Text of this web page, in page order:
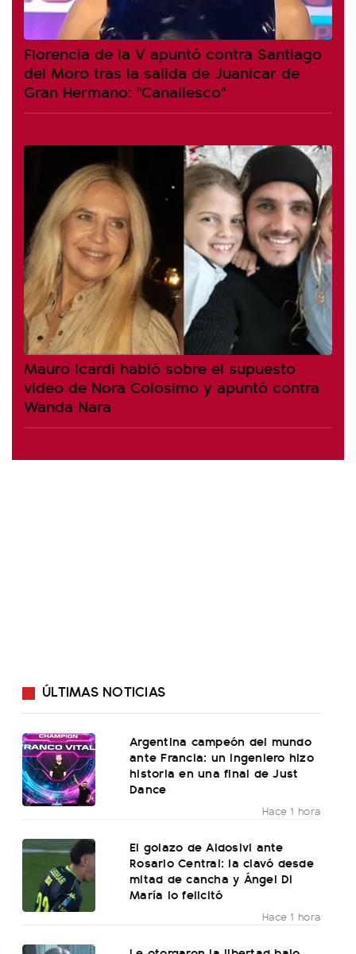
Florencia de la V apuntó contra Santiago
del Moro tras la salida de Juanicar de
Gran Hermano: "Canallesco"
Mauro Icardi habló sobre el supuesto
video de Nora Colosimo y apuntó contra
Wanda Nara
ÚLTIMAS NOTICIAS
Argentina campeón del mundo
ante Francia: un ingeniero hizo
historia en una final de Just
Dance
Hace 1 hora
El golazo de Aldosivi ante
Rosario Central: la clavó desde
mitad de cancha y Ángel Di
María lo felicitó
Hace 1 hora